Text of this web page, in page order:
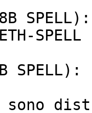
SPELL
sono